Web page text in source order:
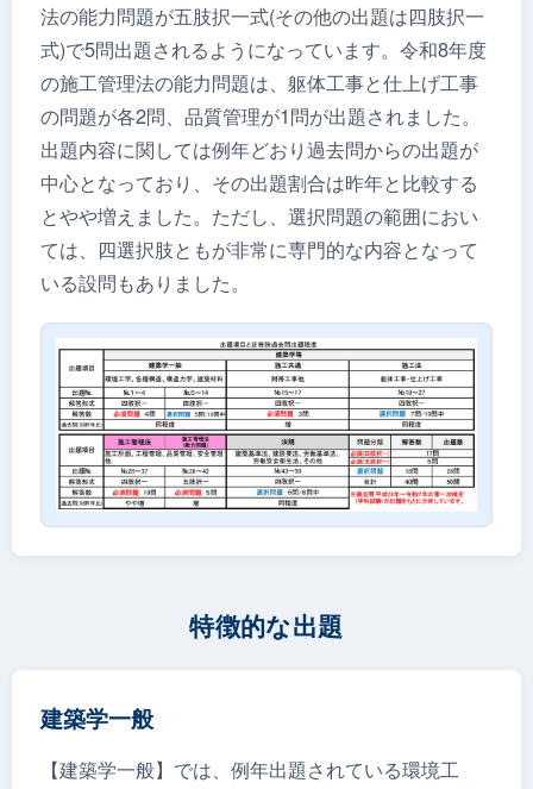
法の能力問題が五肢択一式(その他の出題は四肢択一
式)で5問出題されるようになっています。令和8年度
の施工管理法の能力問題は、躯体工事と仕上げ工事
の問題が各2問、品質管理が1問が出題されました。
出題内容に関しては例年どおり過去問からの出題が
中心となっており、その出題割合は昨年と比較する
とやや増えました。ただし、選択問題の範囲におい
ては、四選択肢ともが非常に専門的な内容となって
いる設問もありました。
特徴的な出題
建築学一般
【建築学一般】では、例年出題されている環境工